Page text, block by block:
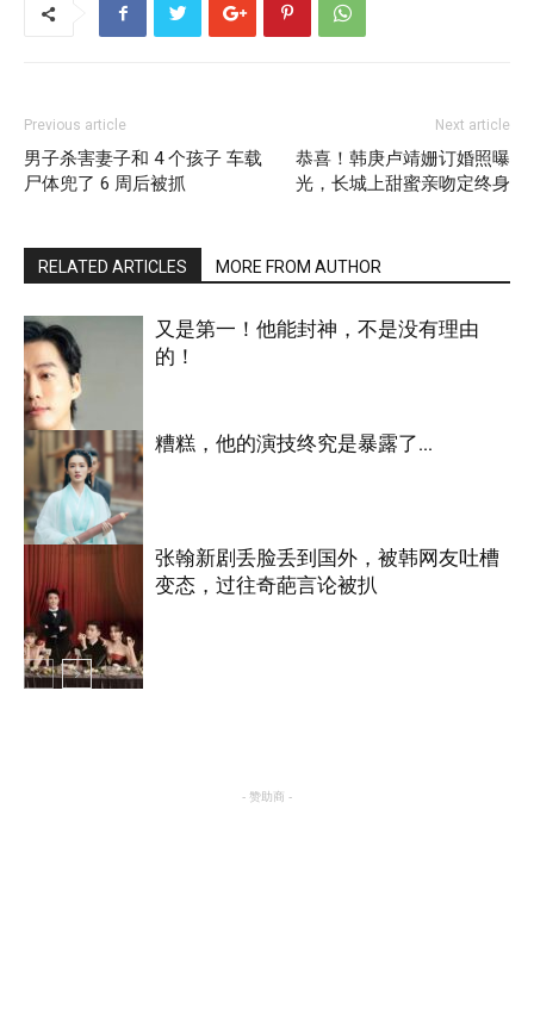
Previous article
男子杀害妻子和 4 个孩子 车载
尸体兜了 6 周后被抓
Next article
恭喜！韩庚卢靖姗订婚照曝
光，长城上甜蜜亲吻定终身
RELATED ARTICLES MORE FROM AUTHOR
明星八卦
又是第一！他能封神，不是没有理由
的！
明星八卦
糟糕，他的演技终究是暴露了…
张翰新剧丢脸丢到国外，被韩网友吐槽
变态，过往奇葩言论被扒
- 赞助商 -